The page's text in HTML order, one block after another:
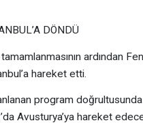
DÖNDÜ
ardından
hareket etti.
program
Avusturya’ya hareket